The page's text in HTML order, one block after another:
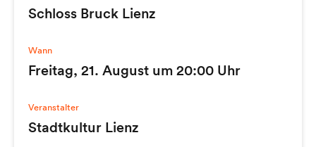
Schloss Bruck Lienz
Wann
Freitag, 21. August um 20:00 Uhr
Veranstalter
Stadtkultur Lienz